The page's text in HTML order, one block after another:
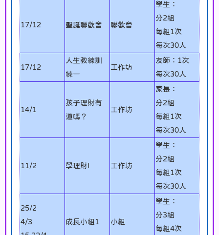
17/12 聖誕聯歡會 聯歡會
學生：
分2組
每組1次
每次30人
17/12
人生教練訓
練一
工作坊
友師：1次
每次30人
14/1
孩子理財有
道嗎？
工作坊
家長：
分2組
每組1次
每次30人
11/2 學理財I 工作坊
學生：
分2組
每組1次
每次30人
25/2
4/3
成長小組1 小組
學生：
分3組
每組4次